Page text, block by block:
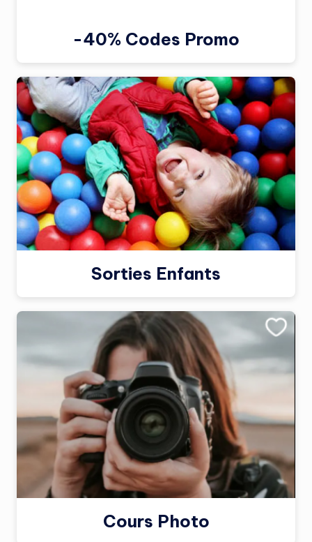
-40% Codes Promo
Sorties Enfants
Cours Photo